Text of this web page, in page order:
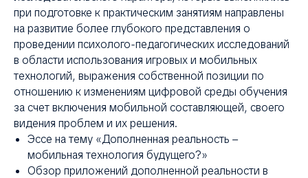
при подготовке к практическим занятиям направлены
на развитие более глубокого представления о
проведении психолого-педагогических исследований
в области использования игровых и мобильных
технологий, выражения собственной позиции по
отношению к изменениям цифровой среды обучения
за счет включения мобильной составляющей, своего
видения проблем и их решения.
Эссе на тему «Дополненная реальность –
мобильная технология будущего?»
Обзор приложений дополненной реальности в